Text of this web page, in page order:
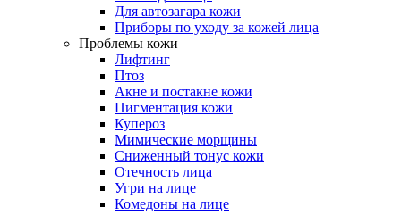
Для автозагара кожи
Приборы по уходу за кожей лица
Проблемы кожи
Лифтинг
Птоз
Акне и постакне кожи
Пигментация кожи
Купероз
Мимические морщины
Сниженный тонус кожи
Отечность лица
Угри на лице
Комедоны на лице